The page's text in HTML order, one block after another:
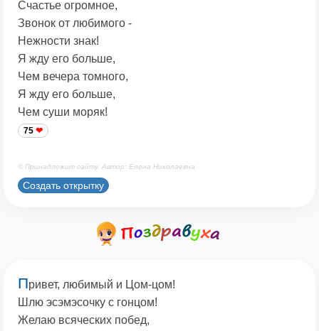
Счастье огромное,
Звонок от любимого -
Нежности знак!
Я жду его больше,
Чем вечера томного,
Я жду его больше,
Чем суши моряк!
75
© Принадлежит сайту. Автор: Елена Николаевна
Создать открытку
Привет, любимый и Цом-цом!
Шлю эсэмэсочку с гонцом!
Желаю всяческих побед,